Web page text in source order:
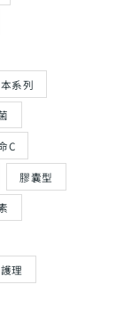
系列
C
膠囊型
理